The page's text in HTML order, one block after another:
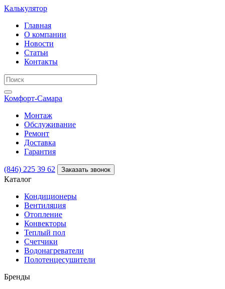
Калькулятор
Главная
О компании
Новости
Статьи
Контакты
Комфорт-Самара
Монтаж
Обслуживание
Ремонт
Доставка
Гарантия
(846) 225 39 62 Заказать звонок
Каталог
Кондиционеры
Вентиляция
Отопление
Конвекторы
Теплый пол
Счетчики
Водонагреватели
Полотенцесушители
Бренды